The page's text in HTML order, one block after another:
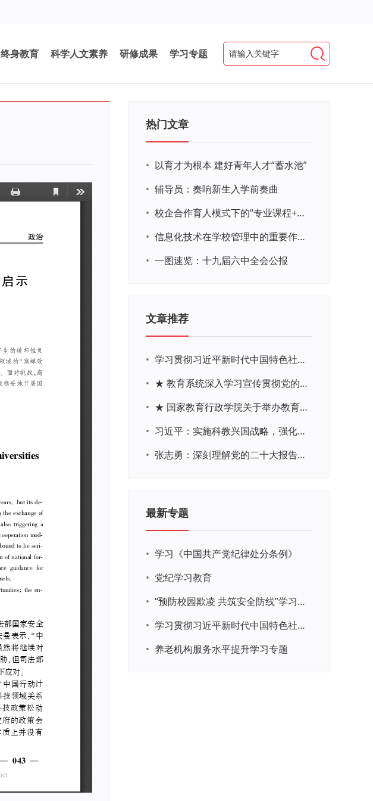
终身教育 科学人文素养 研修成果 学习专题
热门文章
• 以育才为根本 建好青年人才“蓄水池”
• 辅导员：奏响新生入学前奏曲
•
校企合作育人模式下的“专业课程+思政教育+党建活动”交叉融合的课程思政教学探索与实践
•
信息化技术在学校管理中的重要作用 ——以贵州省威宁民族中学和校园使用等为例
• 一图速览：十九届六中全会公报
文章推荐
•
学习贯彻习近平新时代中国特色社会主义思想主题教育网络培训
•
★ 教育系统深入学习宣传贯彻党的二十大精神学习专题
•
★ 国家教育行政学院关于举办教育系统深入学习宣传贯彻党的二十大精神专题网络培训的通知
•
习近平：实施科教兴国战略，强化现代化建设人才支撑
•
张志勇：深刻理解党的二十大报告关于教育的新思想、新战略、新要求
最新专题
• 学习《中国共产党纪律处分条例》
• 党纪学习教育
•
“预防校园欺凌 共筑安全防线”学习专题
•
学习贯彻习近平新时代中国特色社会主义思想主题教育
• 养老机构服务水平提升学习专题